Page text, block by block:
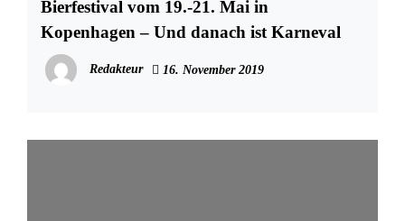
Bierfestival vom 19.-21. Mai in
Kopenhagen – Und danach ist Karneval
Redakteur 16. November 2019